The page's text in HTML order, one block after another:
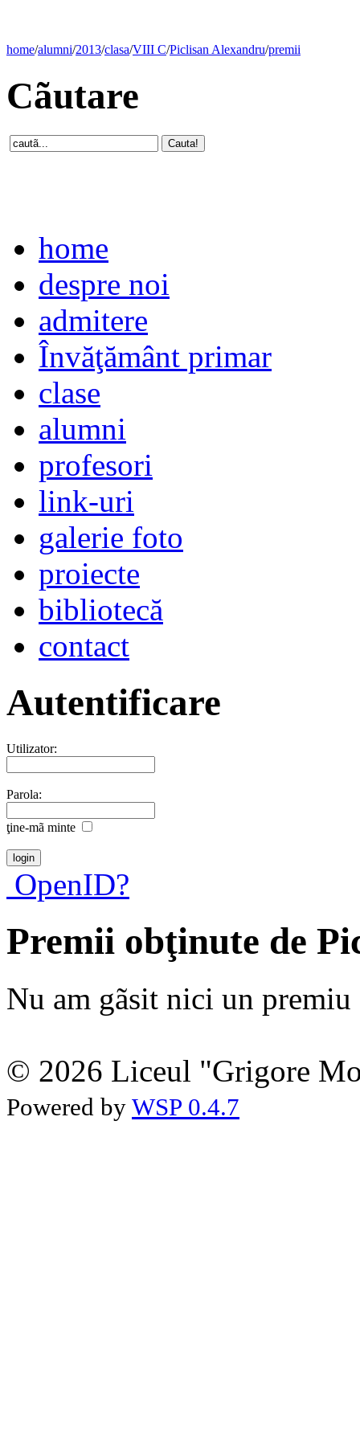
home/alumni/2013/clasa/VIII C/Piclisan Alexandru/premii
Cãutare
home
despre noi
admitere
Învăţământ primar
clase
alumni
profesori
link-uri
galerie foto
proiecte
bibliotecă
contact
Autentificare
Utilizator:
Parola:
ţine-mã minte
OpenID?
Premii obţinute de
Nu am gãsit nici un premiu
© 2026 Liceul "Grigore
Powered by WSP 0.4.7